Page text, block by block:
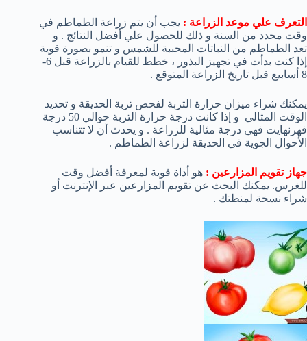
التعرف علي موعد الزراعة : يجب أن يتم زراعة الطماطم في
وقت محدد من السنة و ذلك للحصول علي أفضل النتائج . و
تعد الطماطم من النباتات المحببة للشمس و تنمو بصورة قوية
إذا كنت بدأت في تجهيز البذور ، خطط للقيام بالزراعة قبل 6-
8 أسابيع قبل تاريخ الزراعة المتوقع .
يمكنك شراء ميزان حرارة التربة لفحص تربة الحديقة و تحديد
الوقت المثالي و إذا كانت درجة حرارة التربة حوالي 50 درجة
فهرنهايت فهي درجة مثالية للزراعة . و يحدث أن لا تتناسب
الأحوال الجوية في الحديقة لزراعة الطماطم .
جهاز تقويم المزارعين : هو أداة قوية لمعرفة أفضل وقت
للغرس. يمكنك البحث عن تقويم المزارعين عبر الإنترنت أو
شراء نسخة لمنطتك .